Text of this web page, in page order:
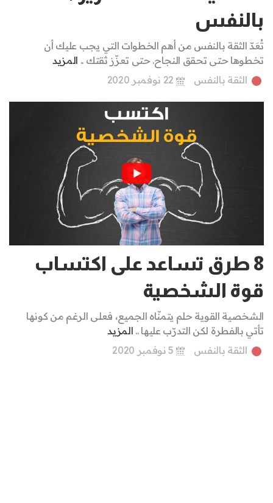
بالنفس
تُعَدّ الثقة بالنفس من أهم الخطوات التي يجب عليك أن
تخطوها حتى تحقق النجاح. حتى تعزّز ثقتك .. المزيد
الثقة بالنفس
8 طرق تساعد على اكتساب
قوة الشخصية
الشخصية القوية حلم يتمنّاه الجميع، فعلى الرغم من كونها
تأتي بالفطرة لكن التدرّب عليها .. المزيد
الثقة بالنفس